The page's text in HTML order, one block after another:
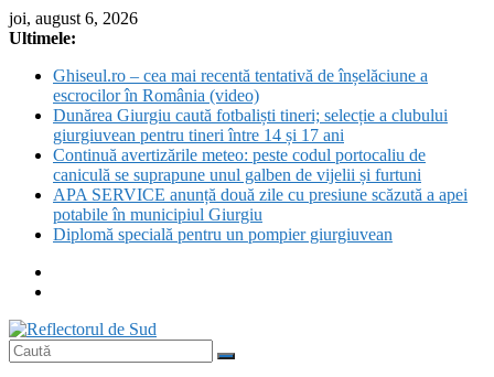
Skip
to
joi, august 6, 2026
Ultimele:
Ghiseul.ro – cea mai recentă tentativă de înșelăciune a
escrocilor în România (video)
Dunărea Giurgiu caută fotbaliști tineri; selecție a clubului
giurgiuvean pentru tineri între 14 și 17 ani
Continuă avertizările meteo: peste codul portocaliu de
caniculă se suprapune unul galben de vijelii și furtuni
APA SERVICE anunță două zile cu presiune scăzută a apei
potabile în municipiul Giurgiu
Diplomă specială pentru un pompier giurgiuvean
Reflectorul